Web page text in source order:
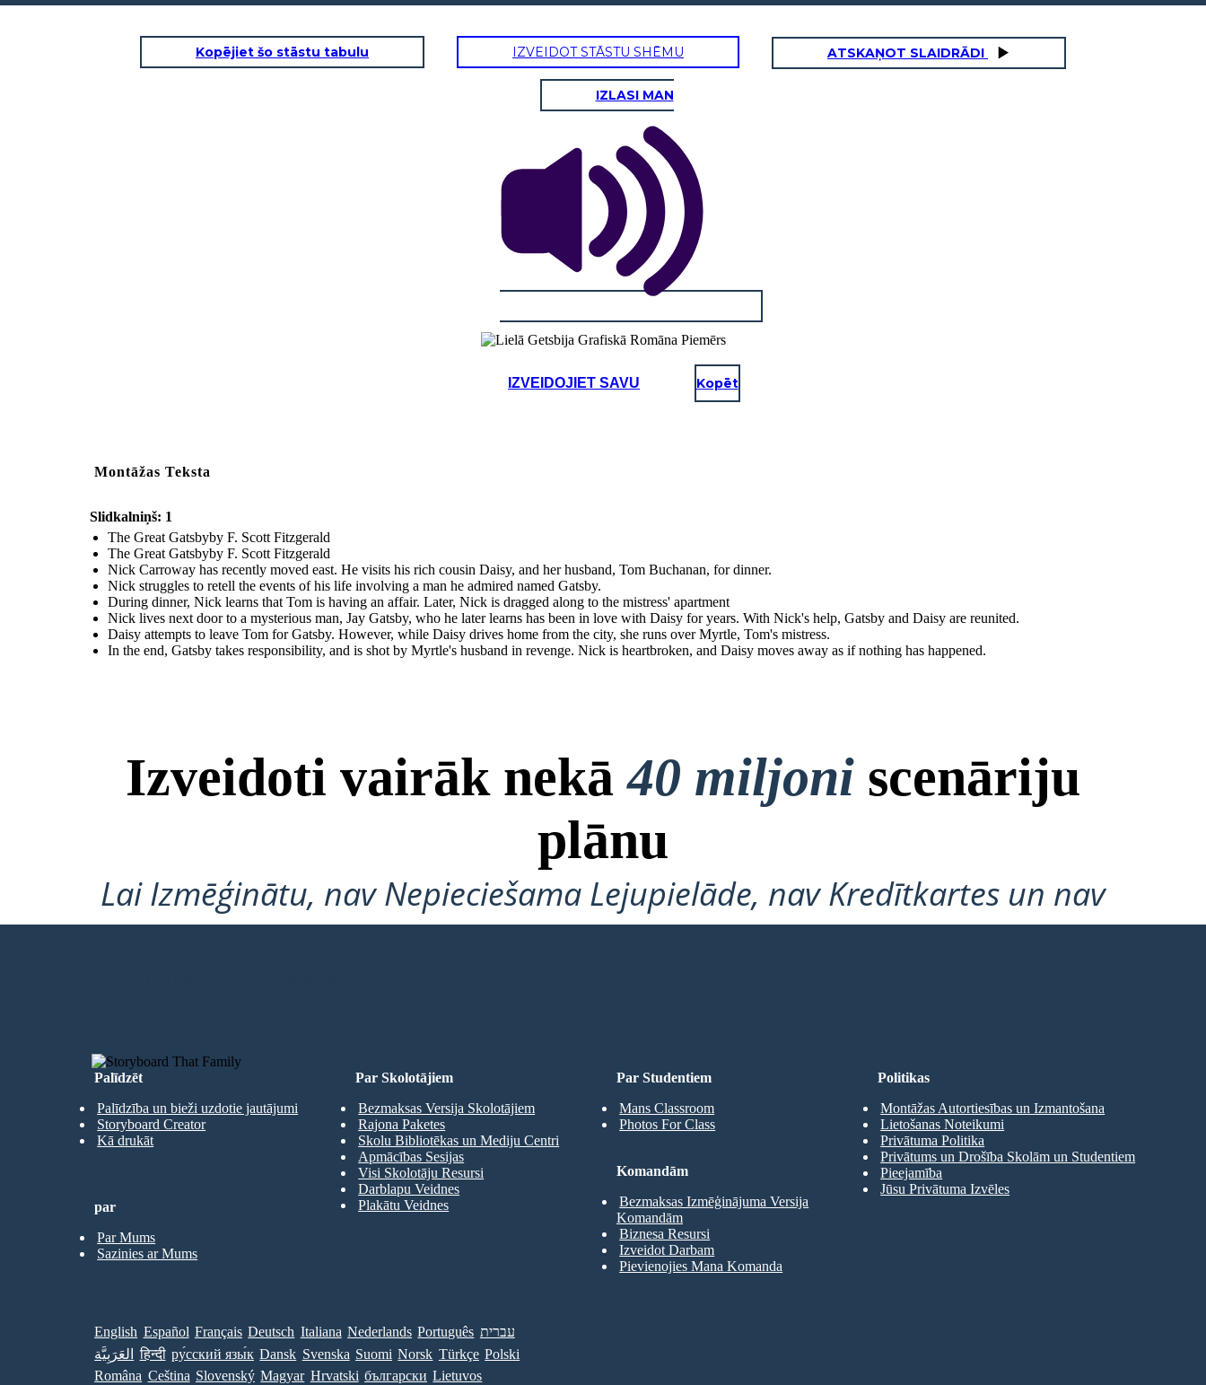
Kopējiet šo stāstu tabulu IZVEIDOT STĀSTU SHĒMU ATSKAŅOT SLAIDRĀDI
IZLASI MAN
IZVEIDOJIET SAVU Kopēt
Montāžas Teksta
Slidkalniņš: 1
The Great Gatsbyby F. Scott Fitzgerald
The Great Gatsbyby F. Scott Fitzgerald
Nick Carroway has recently moved east. He visits his rich cousin Daisy, and her husband, ​Tom Buchanan, for dinner.
Nick struggles to retell the events of his life involving a man he admired named Gatsby.​
During dinner, Nick learns that Tom is having an affair. Later, Nick is dragged along to the mistress' apartment ​
Nick lives next door to a mysterious man, Jay Gatsby, who he later learns has been in love with Daisy for years. With Nick's help, Gatsby and Daisy are reunited.
Daisy attempts to leave Tom for Gatsby. However, while Daisy drives home from the city, she runs over Myrtle, Tom's mistress. ​
In the end, Gatsby takes responsibility, and is shot by Myrtle's husband in revenge. Nick is heartbroken, and Daisy moves away as if nothing has happened.​
Izveidoti vairāk nekā40 miljoni scenāriju
plānu
Lai Izmēģinātu, nav Nepieciešama Lejupielāde, nav Kredītkartes un nav
Nepieciešama Pieteikšanās!
Palīdzēt
Palīdzība un bieži uzdotie jautājumi
Storyboard Creator
Kā drukāt
Par Studentiem
Mans Classroom
Photos For Class
Par Skolotājiem
Bezmaksas Versija Skolotājiem
Rajona Paketes
Skolu Bibliotēkas un Mediju Centri
Apmācības Sesijas
Visi Skolotāju Resursi
Darblapu Veidnes
Plakātu Veidnes
Komandām
Bezmaksas Izmēģinājuma Versija
Komandām
Biznesa Resursi
Izveidot Darbam
Pievienojies Mana Komanda
par
Par Mums
Sazinies ar Mums
Politikas
Montāžas Autortiesības un Izmantošana
Lietošanas Noteikumi
Privātuma Politika
Privātums un Drošība Skolām un Studentiem
Pieejamība
Jūsu Privātuma Izvēles
English Español Français Deutsch Italiana Nederlands Português עברית
العَرَبِيَّة
हिन्दी ру́сский язы́к Dansk Svenska Suomi Norsk Türkçe Polski
Româna Ceština Slovenský Magyar Hrvatski български Lietuvos